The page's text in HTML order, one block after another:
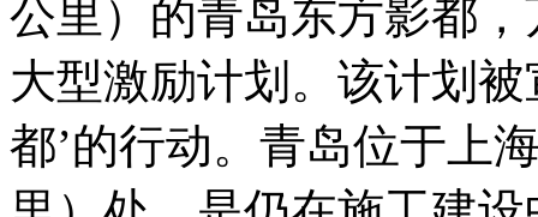
公里）的青岛东方影都
大型激励计划。该计划
都’的行动。青岛位于上